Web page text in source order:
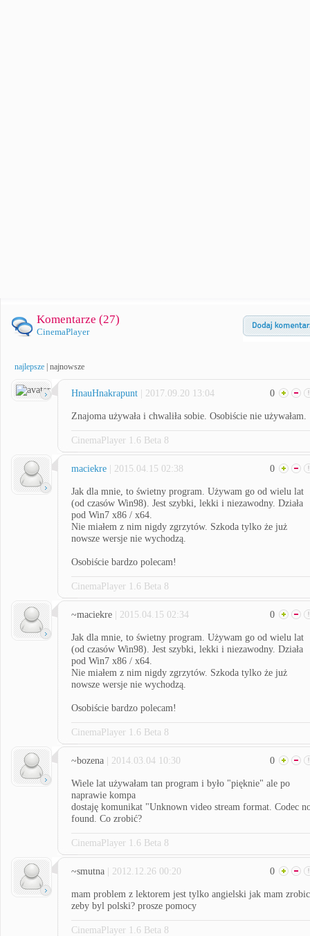
Komentarze (27)
CinemaPlayer
najlepsze najnowsze
HnauHnakrapunt | 2017.09.20 13:04 0
Znajoma używała i chwaliła sobie. Osobiście nie używałam.
CinemaPlayer 1.6 Beta 8
maciekre | 2015.04.15 02:38 0
Jak dla mnie, to świetny program. Używam go od wielu lat
(od czasów Win98). Jest szybki, lekki i niezawodny. Działa
pod Win7 x86 / x64.
Nie miałem z nim nigdy zgrzytów. Szkoda tylko że już
nowsze wersje nie wychodzą.
Osobiście bardzo polecam!
CinemaPlayer 1.6 Beta 8
~maciekre | 2015.04.15 02:34 0
Jak dla mnie, to świetny program. Używam go od wielu lat
(od czasów Win98). Jest szybki, lekki i niezawodny. Działa
pod Win7 x86 / x64.
Nie miałem z nim nigdy zgrzytów. Szkoda tylko że już
nowsze wersje nie wychodzą.
Osobiście bardzo polecam!
CinemaPlayer 1.6 Beta 8
~bozena | 2014.03.04 10:30 0
Wiele lat używałam tan program i było "pięknie" ale po
naprawie kompa
dostaję komunikat "Unknown video stream format. Codec
found. Co zrobić?
CinemaPlayer 1.6 Beta 8
~smutna | 2012.12.26 00:20 0
mam problem z lektorem jest tylko angielski jak mam zrobic
zeby byl polski? prosze pomocy
CinemaPlayer 1.6 Beta 8